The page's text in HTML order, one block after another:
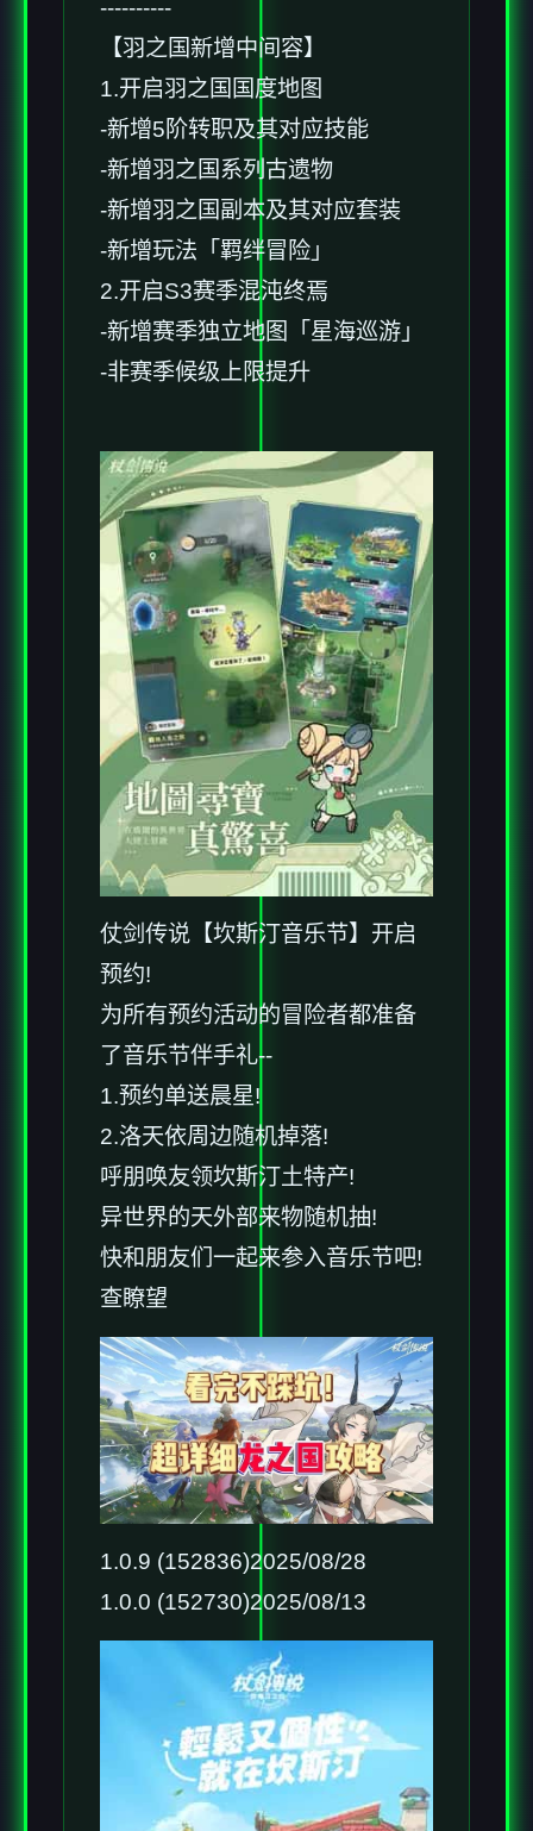
----------
【羽之国新增中间容】
1.开启羽之国国度地图
-新增5阶转职及其对应技能
-新增羽之国系列古遗物
-新增羽之国副本及其对应套装
-新增玩法「羁绊冒险」
2.开启S3赛季混沌终焉
-新增赛季独立地图「星海巡游」
-非赛季候级上限提升
仗剑传说【坎斯汀音乐节】开启
预约!
为所有预约活动的冒险者都准备
了音乐节伴手礼--
1.预约单送晨星!
2.洛天依周边随机掉落!
呼朋唤友领坎斯汀土特产!
异世界的天外部来物随机抽!
快和朋友们一起来参入音乐节吧!
查瞭望
1.0.9 (152836)2025/08/28
1.0.0 (152730)2025/08/13